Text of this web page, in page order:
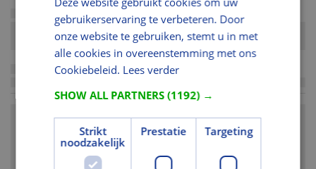
gebruikerservaring te verbeteren. Door
onze website te gebruiken, stemt u in met
alle cookies in overeenstemming met ons
Cookiebeleid. Lees verder
SHOW ALL PARTNERS(1192) →
Strikt
noodzakelijk
Prestatie Targeting